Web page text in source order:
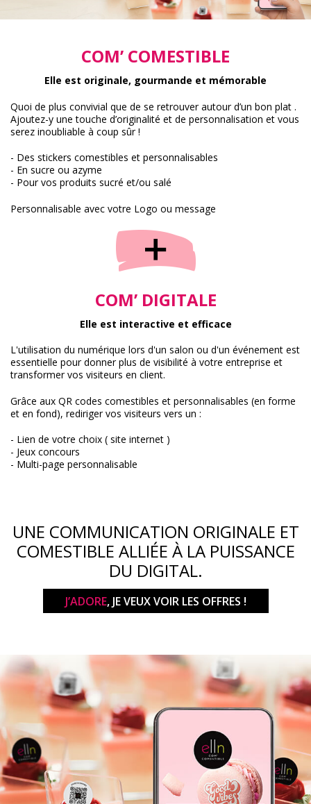
COM’ COMESTIBLE
Elle est originale, gourmande et mémorable
Quoi de plus convivial que de se retrouver autour d’un bon plat .
Ajoutez-y une touche d’originalité et de personnalisation et vous
serez inoubliable à coup sûr !
- Des stickers comestibles et personnalisables
- En sucre ou azyme
- Pour vos produits sucré et/ou salé
Personnalisable avec votre Logo ou message
COM’ DIGITALE
Elle est interactive et efficace
L'utilisation du numérique lors d'un salon ou d'un événement est
essentielle pour donner plus de visibilité à votre entreprise et
transformer vos visiteurs en client.
Grâce aux QR codes comestibles et personnalisables (en forme
et en fond), rediriger vos visiteurs vers un :
- Lien de votre choix ( site internet )
- Jeux concours
- Multi-page personnalisable
UNE COMMUNICATION ORIGINALE ET
COMESTIBLE ALLIÉE À LA PUISSANCE
DU DIGITAL.
J’ADORE, JE VEUX VOIR LES OFFRES !